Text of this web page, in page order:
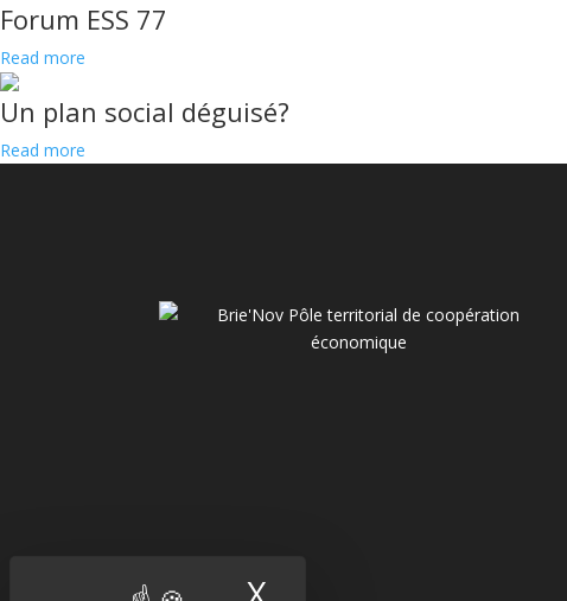
Forum ESS 77
Read more
Un plan social déguisé?
Read more